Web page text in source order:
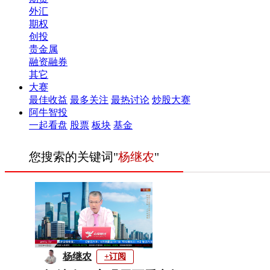
外汇
期权
创投
贵金属
融资融券
其它
大赛
最佳收益 最多关注 最热讨论 炒股大赛
阿牛智投
一起看盘 股票 板块 基金
您搜索的关键词"杨继农"
杨继农 +订阅